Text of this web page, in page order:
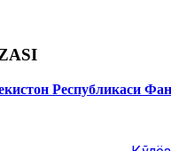
Республикаси